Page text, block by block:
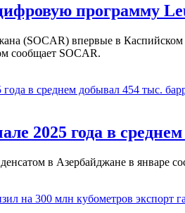
программу
(SOCAR) впервые в
сообщает SOCAR.
2025 года в
в Азербайджане в январе